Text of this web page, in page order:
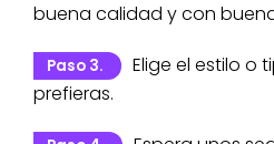
buena calidad y con
Paso 3.
Elige el estilo o
prefieras.